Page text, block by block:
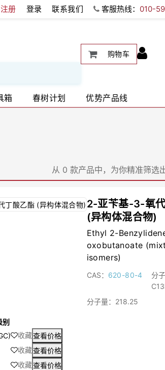
册 登录 联系我们 客服热线： 010-
购物车
箱 春树计划 优势产品线
从 0 款产品中，为你精准筛选
2-亚苄基-3-氧
(异构体混合物)
Ethyl 2-
oxobutanoate
isomers)
CAS： 620-80-4
分
分子量： 218.25
收藏查看价格
收藏查看价格
收藏查看价格